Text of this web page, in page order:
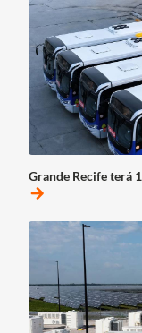
Grande Recife terá
arrow_forward